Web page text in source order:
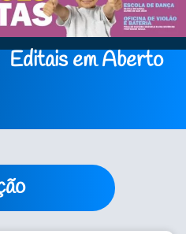
Editais em Aberto